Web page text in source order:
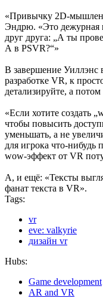
«Привычку 2D-
Эндрю. «Это
друг друга: „А ты
А в PSVR?“»
В завершение Уиллэнс
разработке VR, к
детализируйте, а
«Если хотите создать
чтобы повысить
уменьшать, а не
для игрока что-нибудь
wow-эффект от VR
А, и ещё: «Тексты
фанат текста в VR».
Tags:
vr
eve: valkyrie
дизайн vr
Hubs:
Game development
AR and VR